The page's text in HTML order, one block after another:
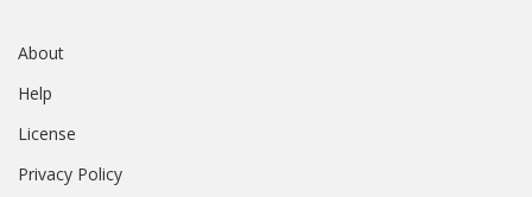
About
Help
License
Privacy Policy